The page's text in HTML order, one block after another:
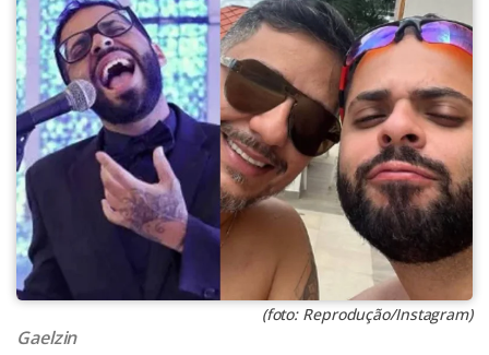
(foto: Reprodução/Instagram)
Gaelzin